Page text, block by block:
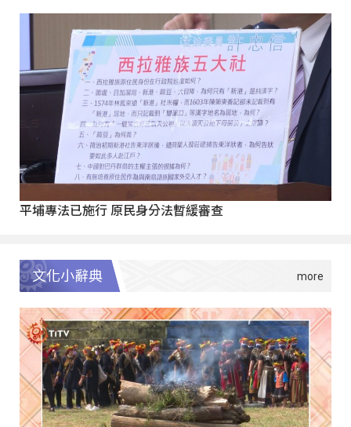
平埔專法已施行 原民身分法暫緩審查
文化小辭典